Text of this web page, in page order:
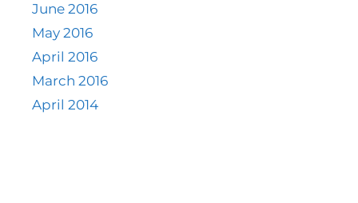
June 2016
May 2016
April 2016
March 2016
April 2014